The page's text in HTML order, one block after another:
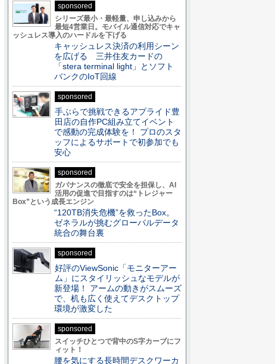
sponsored
シリーズ最小・最軽量、申し込みから
最短4営業日。モバイル通信対応でキャ
ッシュレス導入のハードルを下げる
キャッシュレス決済の利用シーン
を広げる 三井住友カードの
「stera terminal light」とソフト
バンクのIoT回線
sponsored
手ぶらで挑戦できるアプライド豊
田店の自作PC組み立てイベント
で感動の完成体験を！ プロのスタ
ッフによるサポートで初参加でも
安心
sponsored
ガバナンスの徹底で安全を担保し、AI
活用の促進で目指すのは“トレジャー
Box”という成長エンジン
“120TB消失危機”を救ったBox。
ゼネラルが挑むグローバルデータ
統合の舞台裏
sponsored
好評のViewSonic「モニターアー
ム」にスタイリッシュなモデルが
新登場！ アームの動きがスムーズ
で、机も広く使えてデスクトップ
環境が激変した
sponsored
スイッチひとつで背中のS字カーブにフ
ィット！
腰を気にする長時間デスクワーカ